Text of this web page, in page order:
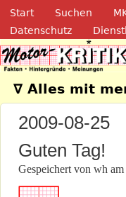
Direkt
Navigation
Start Suchen
Datenschutz
Motor-
∇ Alles mit
2009-08-25
Guten Tag!
Gespeichert von wh am